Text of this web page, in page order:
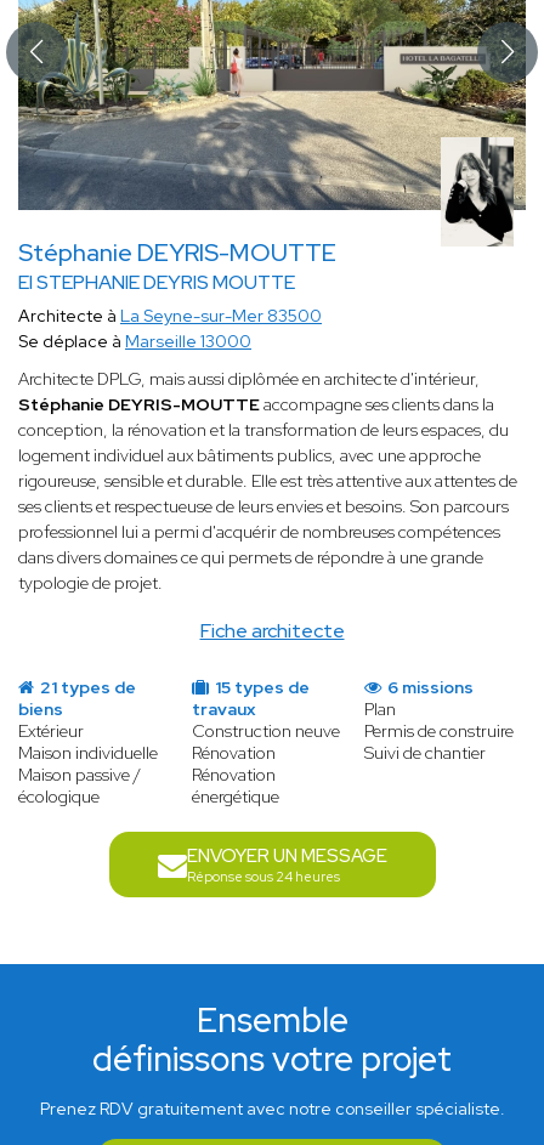
Stéphanie DEYRIS-MOUTTE
EI STEPHANIE DEYRIS MOUTTE
Fiche architecte
Architecte à La Seyne-sur-Mer 83500
Se déplace à Marseille 13000
Architecte DPLG, mais aussi diplômée en architecte d'intérieur,
Stéphanie DEYRIS-MOUTTEaccompagne ses clients dans la
conception, la rénovation et la transformation de leurs espaces, du
logement individuel aux bâtiments publics, avec une approche
rigoureuse, sensible et durable. Elle est très attentive aux attentes de
ses clients et respectueuse de leurs envies et besoins. Son parcours
professionnel lui a permi d'acquérir de nombreuses compétences
dans divers domaines ce qui permets de répondre à une grande
typologie de projet.
21 types de
biens
Extérieur
Maison individuelle
Maison passive /
écologique
15 types de
travaux
Construction neuve
Rénovation
Rénovation
énergétique
6 missions
Plan
Permis de construire
Suivi de chantier
ENVOYER UN MESSAGE
Réponse sous 24 heures
Ensemble
définissons votre projet
Prenez RDV gratuitement avec notre conseiller spécialiste.